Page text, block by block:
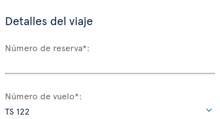
Detalles del viaje
Número de reserva*:
Número de vuelo*: